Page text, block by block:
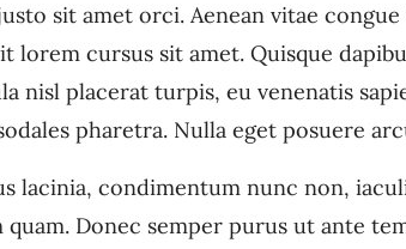
sit amet orci. Aenean vitae
lorem cursus sit amet. Quisque
nisl placerat turpis, eu venenatis
pharetra. Nulla eget posuere
lacinia, condimentum nunc non,
Donec semper purus ut ante